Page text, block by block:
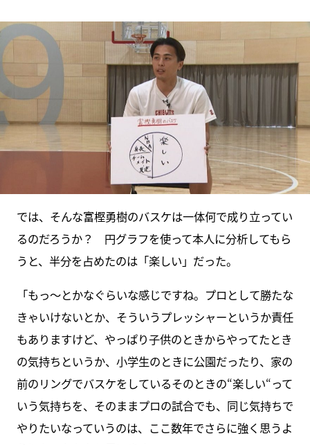
では、そんな富樫勇樹のバスケは一体何で成り立ってい
るのだろうか？ 円グラフを使って本人に分析してもら
うと、半分を占めたのは「楽しい」だった。
「もっ～とかなぐらいな感じですね。プロとして勝たな
きゃいけないとか、そういうプレッシャーというか責任
もありますけど、やっぱり子供のときからやってたとき
の気持ちというか、小学生のときに公園だったり、家の
前のリングでバスケをしているそのときの“楽しい“って
いう気持ちを、そのままプロの試合でも、同じ気持ちで
やりたいなっていうのは、ここ数年でさらに強く思うよ